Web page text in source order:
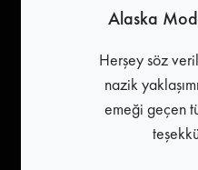
Alaska
Herşey söz
nazik
emeği geçen